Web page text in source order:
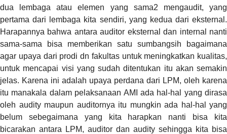
dua lembaga atau elemen yang sama2 mengaudit, yang
pertama dari lembaga kita sendiri, yang kedua dari eksternal.
Harapannya bahwa antara auditor eksternal dan internal nanti
sama-sama bisa memberikan satu sumbangsih bagaimana
agar upaya dari prodi dn fakultas untuk meningkatkan kualitas,
untuk mencapai visi yang sudah ditentukan itu akan semakin
jelas. Karena ini adalah upaya perdana dari LPM, oleh karena
itu manakala dalam pelaksanaan AMI ada hal-hal yang dirasa
oleh audity maupun auditornya itu mungkin ada hal-hal yang
belum sebegaimana yang kita harapkan nanti bisa kita
bicarakan antara LPM, auditor dan audity sehingga kita bisa